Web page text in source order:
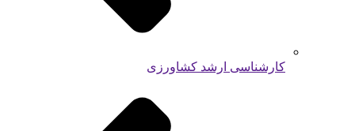
کارشناسی ارشد کشاورزی